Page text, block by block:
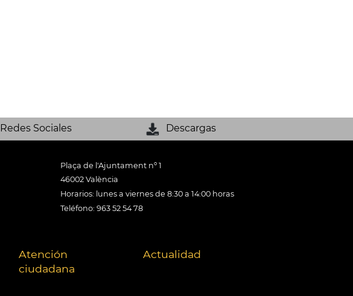
Redes Sociales Descargas
Plaça de l'Ajuntament nº 1
46002 València
Horarios: lunes a viernes de 8:30 a 14:00 horas
Teléfono: 963 52 54 78
Atención
ciudadana
Actualidad